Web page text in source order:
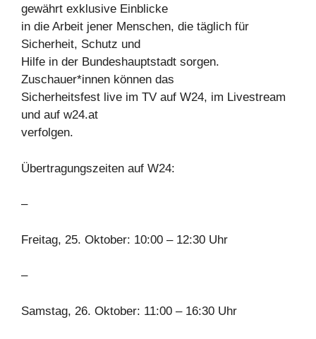
gewährt exklusive Einblicke
in die Arbeit jener Menschen, die täglich für
Sicherheit, Schutz und
Hilfe in der Bundeshauptstadt sorgen.
Zuschauer*innen können das
Sicherheitsfest live im TV auf W24, im Livestream
und auf w24.at
verfolgen.
Übertragungszeiten auf W24:
–
Freitag, 25. Oktober: 10:00 – 12:30 Uhr
–
Samstag, 26. Oktober: 11:00 – 16:30 Uhr